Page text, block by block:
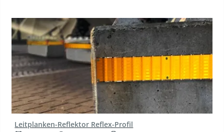
Leitplanken-Reflektor Reflex-Profil